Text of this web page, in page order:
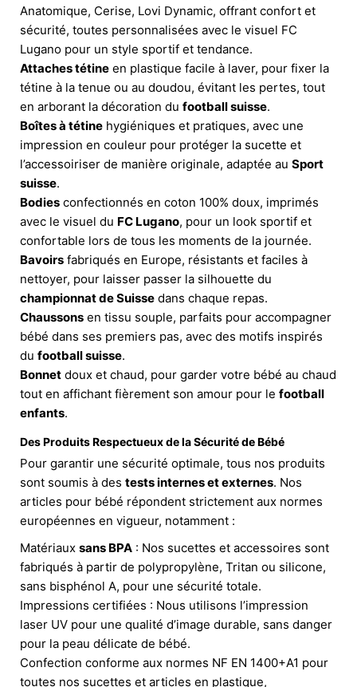
Anatomique, Cerise, Lovi Dynamic, offrant confort et
sécurité, toutes personnalisées avec le visuel FC
Lugano pour un style sportif et tendance.
Attaches tétine en plastique facile à laver, pour fixer la
tétine à la tenue ou au doudou, évitant les pertes, tout
en arborant la décoration du football suisse.
Boîtes à tétine hygiéniques et pratiques, avec une
impression en couleur pour protéger la sucette et
l’accessoiriser de manière originale, adaptée au Sport
suisse.
Bodies confectionnés en coton 100% doux, imprimés
avec le visuel du FC Lugano, pour un look sportif et
confortable lors de tous les moments de la journée.
Bavoirs fabriqués en Europe, résistants et faciles à
nettoyer, pour laisser passer la silhouette du
championnat de Suisse dans chaque repas.
Chaussons en tissu souple, parfaits pour accompagner
bébé dans ses premiers pas, avec des motifs inspirés
du football suisse.
Bonnet doux et chaud, pour garder votre bébé au chaud
tout en affichant fièrement son amour pour le football
enfants.
Des Produits Respectueux de la Sécurité de Bébé
Pour garantir une sécurité optimale, tous nos produits
sont soumis à des tests internes et externes. Nos
articles pour bébé répondent strictement aux normes
européennes en vigueur, notamment :
Matériaux sans BPA : Nos sucettes et accessoires sont
fabriqués à partir de polypropylène, Tritan ou silicone,
sans bisphénol A, pour une sécurité totale.
Impressions certifiées : Nous utilisons l’impression
laser UV pour une qualité d’image durable, sans danger
pour la peau délicate de bébé.
Confection conforme aux normes NF EN 1400+A1 pour
toutes nos sucettes et articles en plastique,